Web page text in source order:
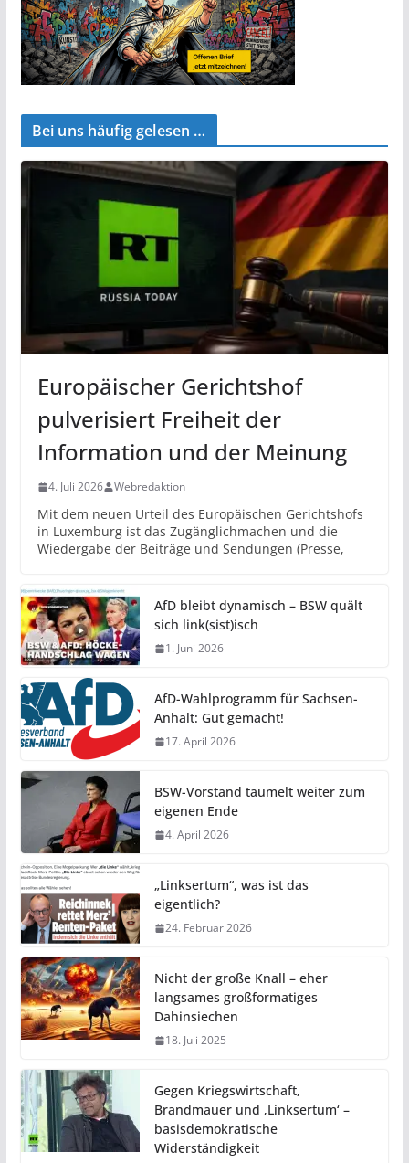
Bei uns häufig gelesen …
Europäischer Gerichtshof
pulverisiert Freiheit der
Information und der Meinung
4. Juli 2026 Webredaktion
Mit dem neuen Urteil des Europäischen Gerichtshofs
in Luxemburg ist das Zugänglichmachen und die
Wiedergabe der Beiträge und Sendungen (Presse,
AfD bleibt dynamisch – BSW quält
sich link(sist)isch
1. Juni 2026
AfD-Wahlprogramm für Sachsen-
Anhalt: Gut gemacht!
17. April 2026
BSW-Vorstand taumelt weiter zum
eigenen Ende
4. April 2026
„Linksertum“, was ist das
eigentlich?
24. Februar 2026
Nicht der große Knall – eher
langsames großformatiges
Dahinsiechen
18. Juli 2025
Gegen Kriegswirtschaft,
Brandmauer und ‚Linksertum‘ –
basisdemokratische
Widerständigkeit